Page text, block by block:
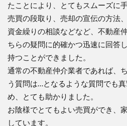
たこと により、とてもスムーズに
売買の段取り、売却の宣伝の方法、
資金繰りの相談などなど、 不動産
ちらの疑問に的確かつ迅速に回答
持つことができました。
通常の不動産仲介業者であれば、
う質問は…となるような質問でも
め、
とても助かりました。
お陰様でとてもよい売買ができ、家
しています。